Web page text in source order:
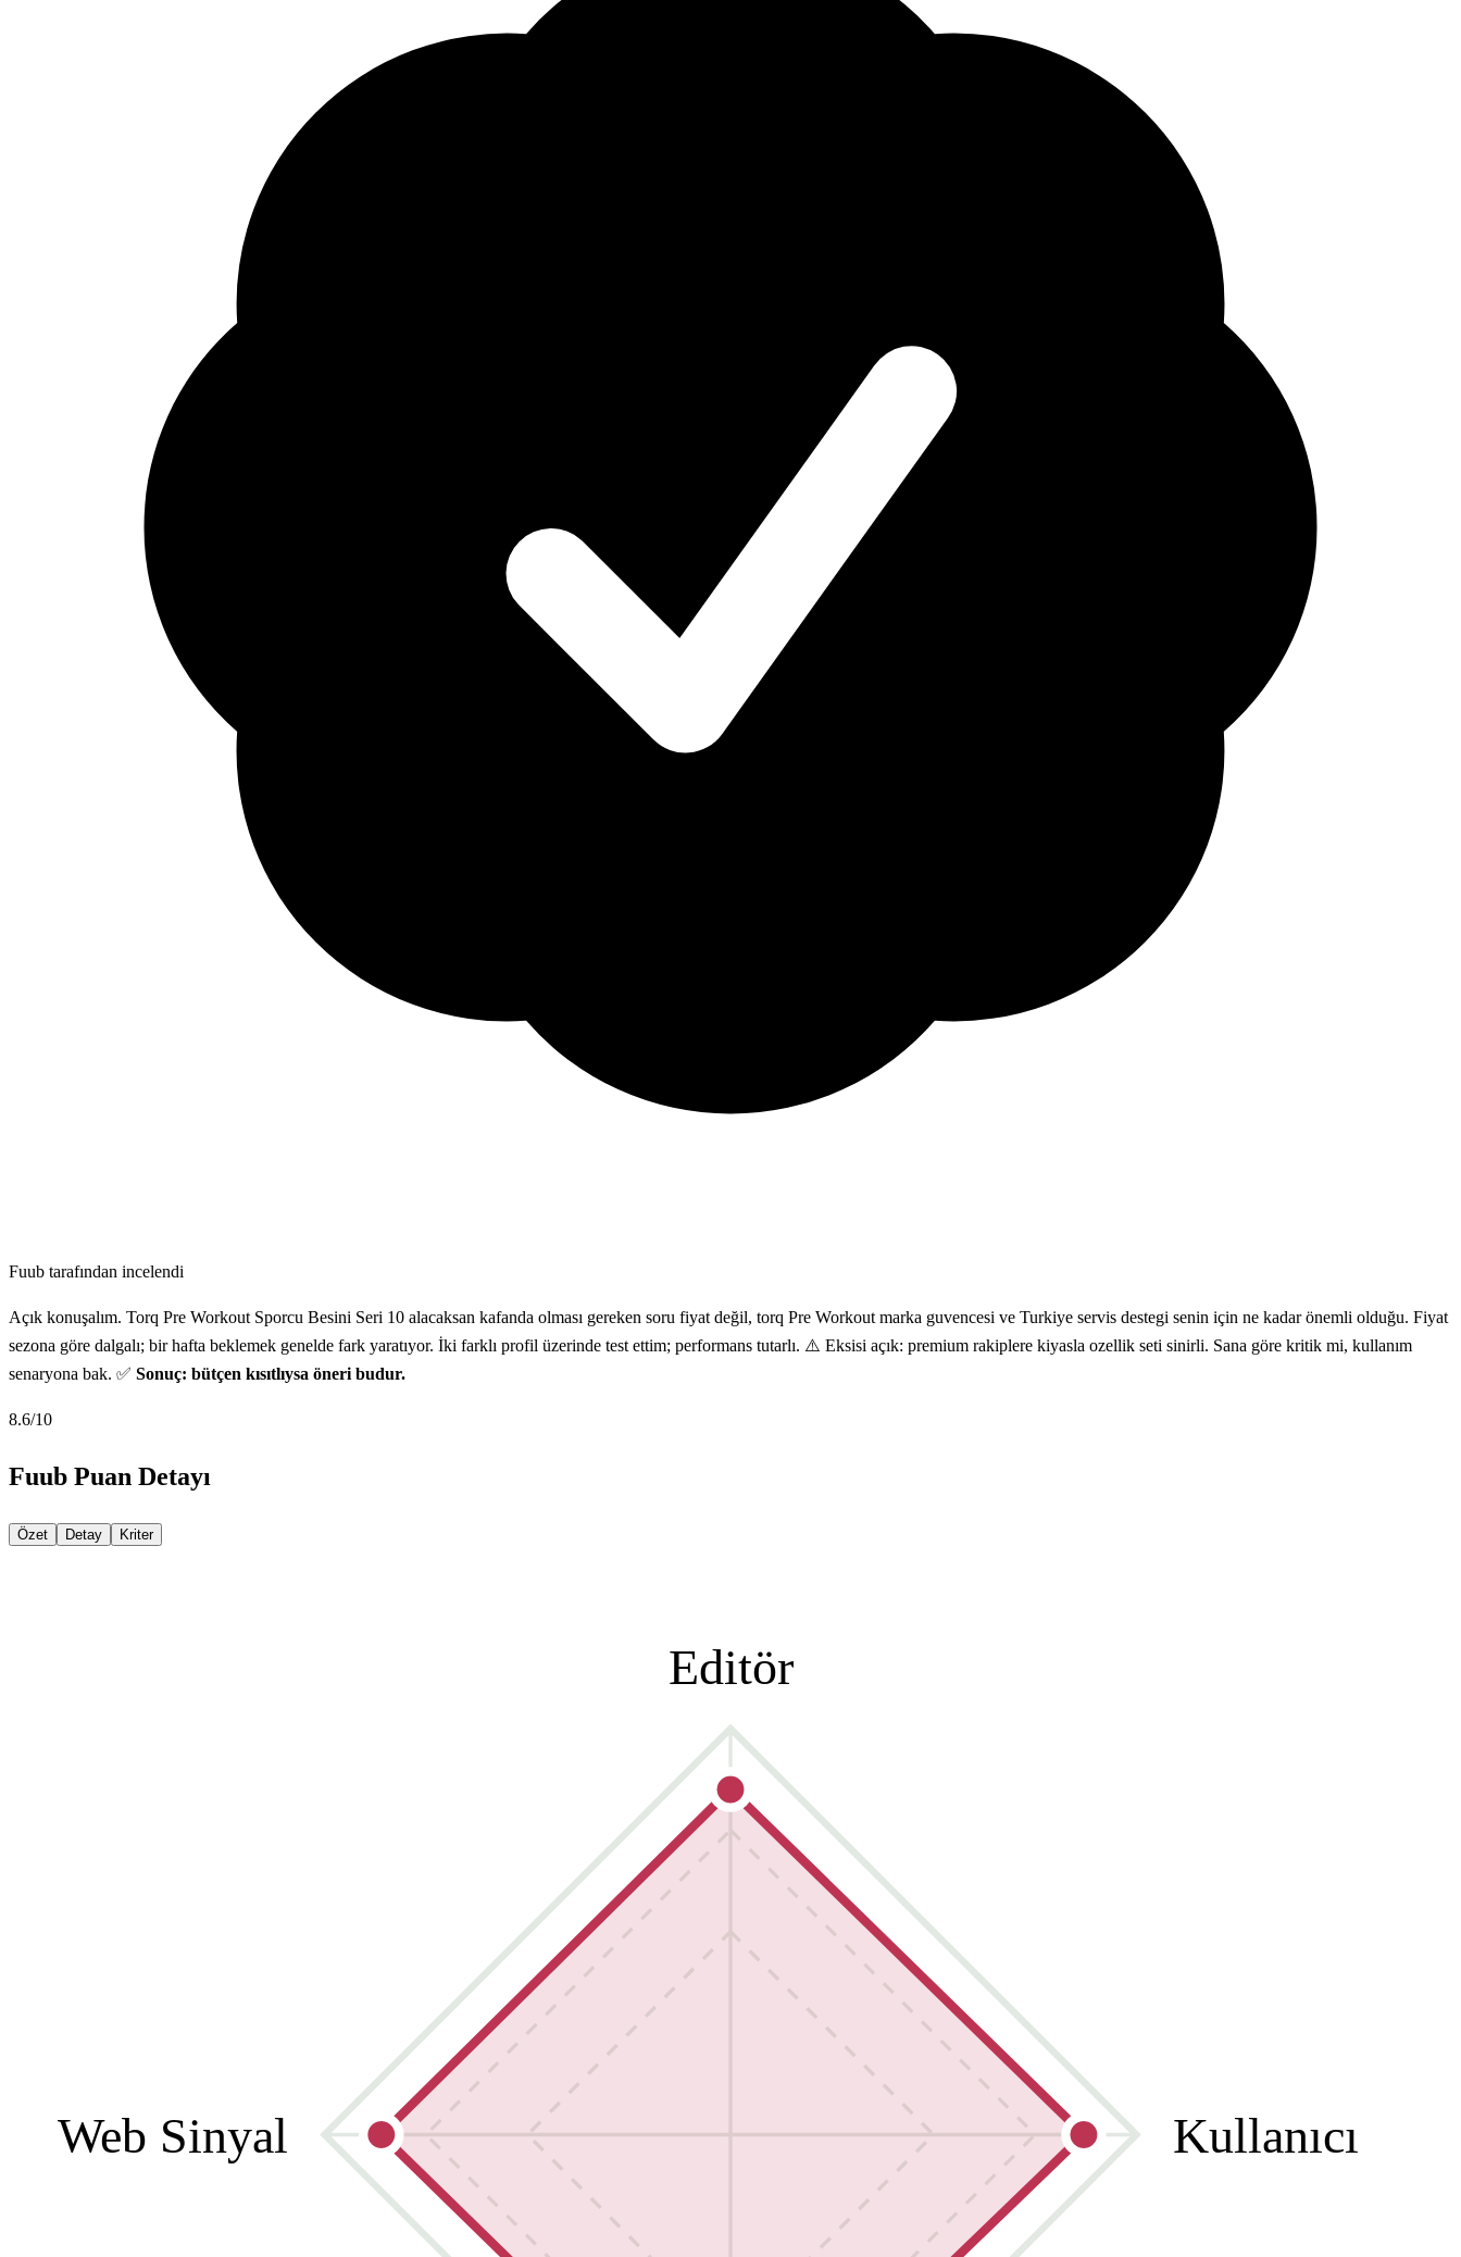
Fuub tarafından incelendi
Açık konuşalım. Torq Pre Workout Sporcu Besini Seri 10 alacaksan kafanda olması gereken soru fiyat değil, torq Pre Workout marka guvencesi ve Turkiye servis destegi senin için ne kadar önemli olduğu. Fiyat
sezona göre dalgalı; bir hafta beklemek genelde fark yaratıyor. İki farklı profil üzerinde test ettim; performans tutarlı. ⚠️ Eksisi açık: premium rakiplere kiyasla ozellik seti sinirli. Sana göre kritik mi, kullanım
senaryona bak. ✅ Sonuç: bütçen kısıtlıysa öneri budur.
8.6/10
Fuub Puan Detayı
Özet Detay Kriter
Editör
Kullanıcı
Web Sinyal